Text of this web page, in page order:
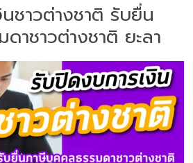
ชาวต่างชาติ รับยื่น
าชาวต่างชาติ ยะลา